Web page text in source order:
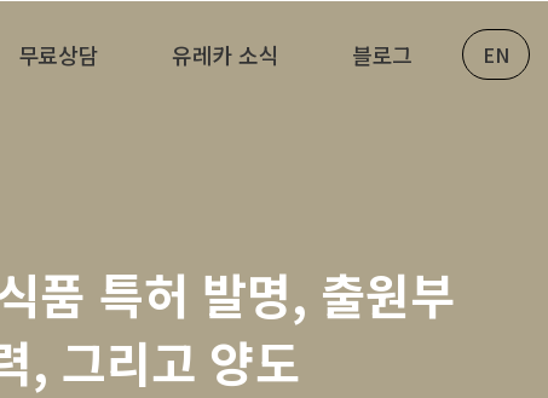
무료상담 유레카 소식 블로그 EN
품 특허 발명, 출원부
, 그리고 양도